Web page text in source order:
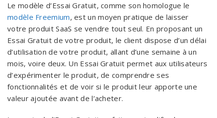
Le modèle d’Essai Gratuit, comme son homologue le
modèle Freemium, est un moyen pratique de laisser
votre produit SaaS se vendre tout seul. En proposant un
Essai Gratuit de votre produit, le client dispose d’un délai
d’utilisation de votre produit, allant d’une semaine à un
mois, voire deux. Un Essai Gratuit permet aux utilisateurs
d’expérimenter le produit, de comprendre ses
fonctionnalités et de voir si le produit leur apporte une
valeur ajoutée avant de l’acheter.